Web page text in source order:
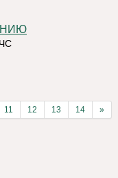
11 12 13 14 »